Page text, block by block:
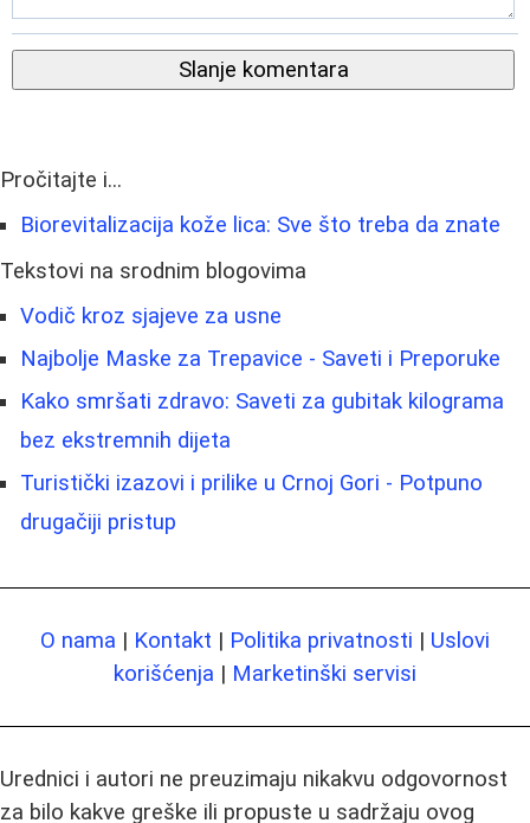
Slanje komentara
Pročitajte i...
Biorevitalizacija kože lica: Sve što treba da znate
Tekstovi na srodnim blogovima
Vodič kroz sjajeve za usne
Najbolje Maske za Trepavice - Saveti i Preporuke
Kako smršati zdravo: Saveti za gubitak kilograma
bez ekstremnih dijeta
Turistički izazovi i prilike u Crnoj Gori - Potpuno
drugačiji pristup
O nama | Kontakt | Politika privatnosti | Uslovi
korišćenja | Marketinški servisi
Urednici i autori ne preuzimaju nikakvu odgovornost
za bilo kakve greške ili propuste u sadržaju ovog